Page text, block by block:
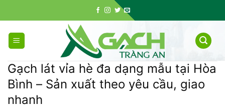
to
content
Gạch lát vỉa hè đa dạng mẫu tại Hòa
Bình – Sản xuất theo yêu cầu, giao
nhanh